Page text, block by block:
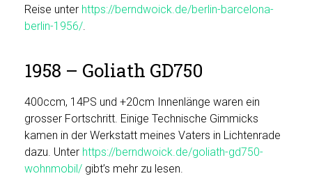
Reise unter https://berndwoick.de/berlin-barcelona-
berlin-1956/.
1958 – Goliath GD750
400ccm, 14PS und +20cm Innenlänge waren ein
grosser Fortschritt. Einige Technische Gimmicks
kamen in der Werkstatt meines Vaters in Lichtenrade
dazu. Unter https://berndwoick.de/goliath-gd750-
wohnmobil/gibt’s mehr zu lesen.